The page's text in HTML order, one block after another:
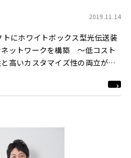
2019.11.14
トにホワイトボックス型光伝送装
ットワークを構築 ～低コスト
高いカスタマイズ性の両立が可